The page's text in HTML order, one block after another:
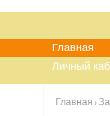
Главная
Личный
Главная ›